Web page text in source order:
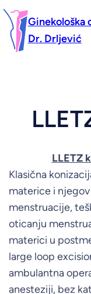
Ginekološka
Dr. Drljević
LLETZ
Klasična
materice i
menstruacije,
oticanju
materici u
large loop
ambulantna
anesteziji, bez